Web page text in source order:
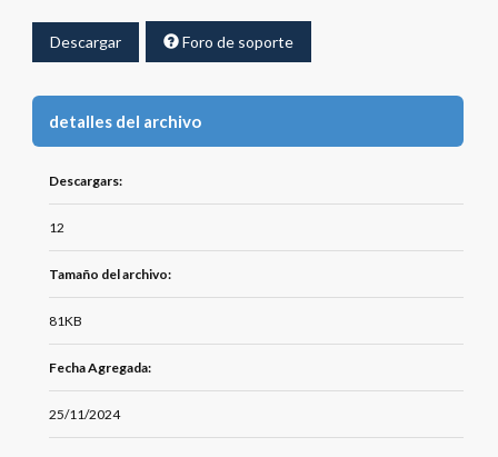
Descargar Foro de soporte
detalles del archivo
Descargars:
12
Tamaño del archivo:
81KB
Fecha Agregada:
25/11/2024